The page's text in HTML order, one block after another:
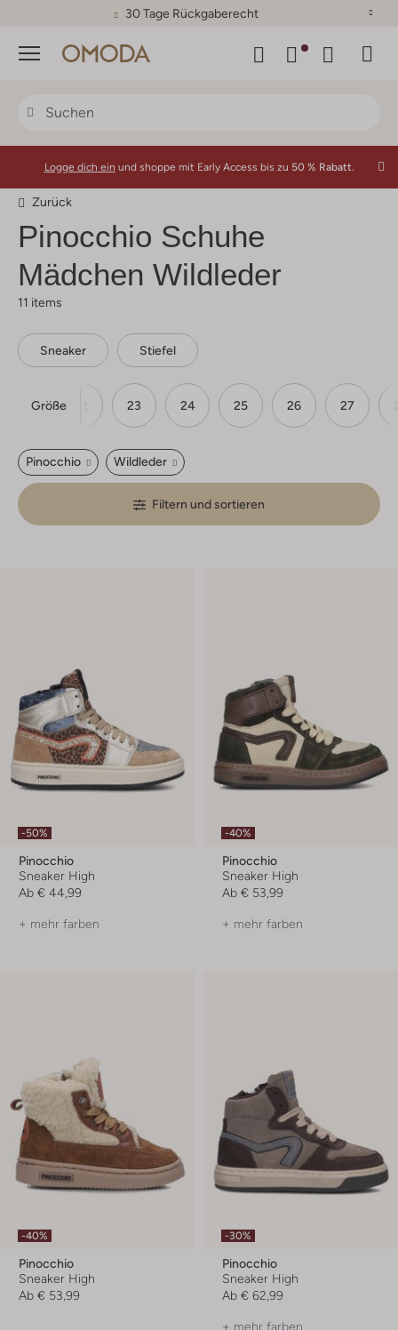
30 Tage Rückgaberecht
Menü
Logge dich ein und shoppe mit Early Access bis zu 50 % Rabatt.
Zurück
Pinocchio Schuhe
Mädchen Wildleder
11 items
Sneaker Stiefel
Größe
21 22 23 24 25 26 27
Pinocchio Wildleder
Filtern und sortieren
-50%
Pinocchio
Sneaker High
Ab € 44,99
+ mehr farben
-40%
Pinocchio
Sneaker High
Ab € 53,99
+ mehr farben
-40%
Pinocchio
Sneaker High
Ab € 53,99
-30%
Pinocchio
Sneaker High
Ab € 62,99
+ mehr farben